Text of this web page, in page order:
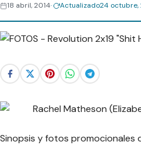
Streaming
Recomendaciones
Videos
Webisodios
18 abril, 2014 Actualizado24 octubre,
Sinopsis y fotos promocionales